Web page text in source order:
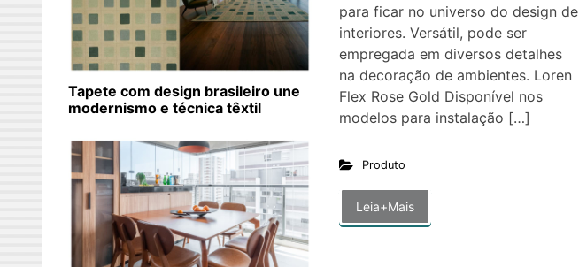
para ficar no universo do design de
interiores. Versátil, pode ser
empregada em diversos detalhes
na decoração de ambientes. Loren
Flex Rose Gold Disponível nos
modelos para instalação […]
Produto
Leia+Mais
Tapete com design brasileiro une
modernismo e técnica têxtil